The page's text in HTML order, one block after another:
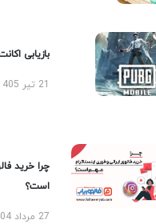
بازیابی
چرا خرید
است؟
27 مرداد 1404